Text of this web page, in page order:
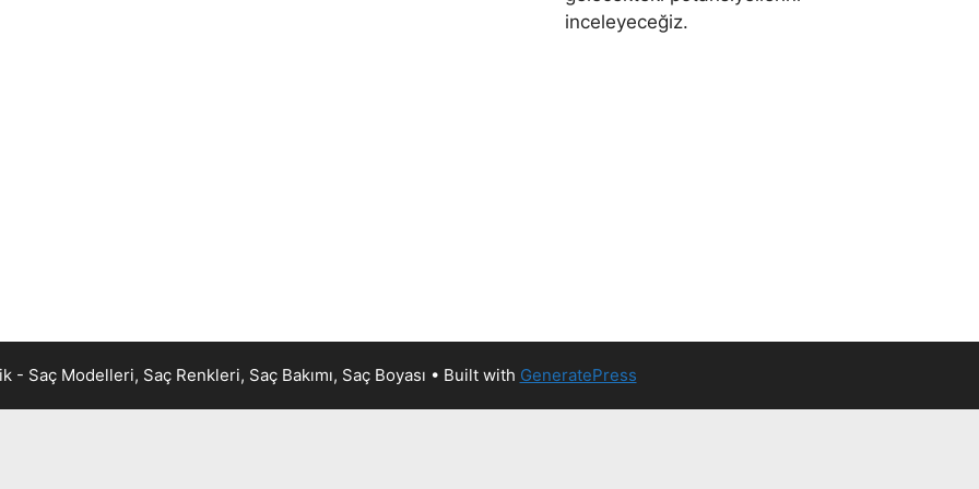
inceleyeceğiz.
- Saç Modelleri, Saç Renkleri, Saç Bakımı, Saç Boyası • Built with GeneratePress